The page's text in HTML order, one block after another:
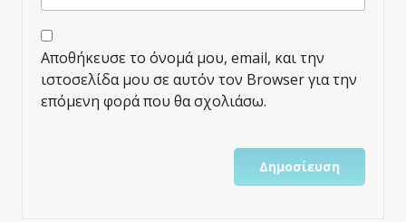
Αποθήκευσε το όνομά μου, email, και την
ιστοσελίδα μου σε αυτόν τον Browser για την
επόμενη φορά που θα σχολιάσω.